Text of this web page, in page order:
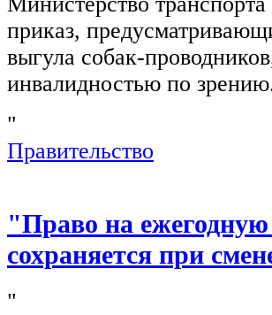
приказ,
выгула собак-
инвалидностью по
"
Правительство
"Право на
сохраняется при
"